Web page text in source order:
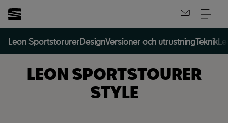
Leon SportstorurerDesignVersioner och utrustningTeknik
LEON SPORTSTOURER
STYLE